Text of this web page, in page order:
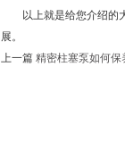
以上就是给您介绍的大
展。
上一篇 精密柱塞泵如何保